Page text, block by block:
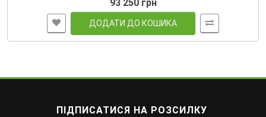
93 250 грн
ДОДАТИ ДО КОШИКА
ПІДПИСАТИСЯ НА РОЗСИЛКУ